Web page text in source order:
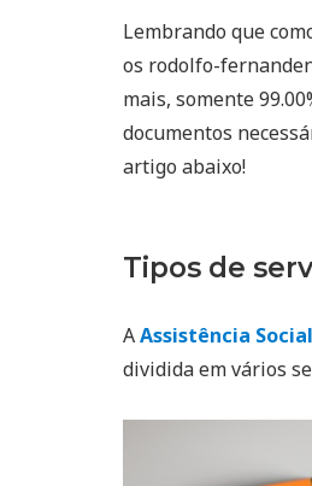
Lembrando que
os rodolfo-
mais, somente
documentos
artigo abaixo!
Tipos de
AAssistência Social
dividida em vários